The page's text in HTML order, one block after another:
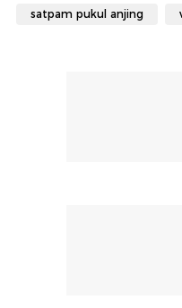
satpam pukul anjing